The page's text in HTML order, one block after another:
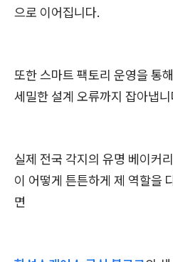
으로 이어집니다.
또한 스마트 팩토리 운영을 통
세밀한 설계 오류까지 잡아냅니
실제 전국 각지의 유명 베이커
이 어떻게 튼튼하게 제 역할을
면